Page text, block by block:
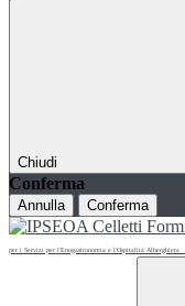
Chiudi
Conferma
Annulla Conferma
per i Servizi per l'Enogastronomia e l'Ospitalità Alberghiera